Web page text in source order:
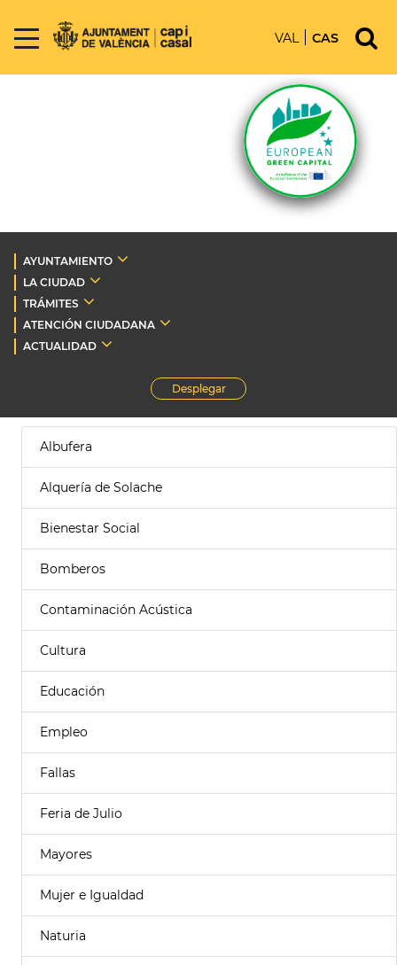
VAL CAS
AYUNTAMIENTO
LA CIUDAD
TRÁMITES
ATENCIÓN CIUDADANA
ACTUALIDAD
Desplegar
Albufera
Alquería de Solache
Bienestar Social
Bomberos
Contaminación Acústica
Cultura
Educación
Empleo
Fallas
Feria de Julio
Mayores
Mujer e Igualdad
Naturia